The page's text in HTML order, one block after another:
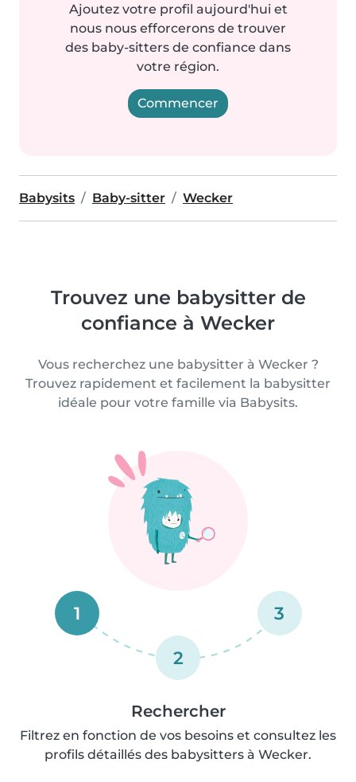
Ajoutez votre profil aujourd'hui et
nous nous efforcerons de trouver
des baby-sitters de confiance dans
votre région.
Commencer
Babysits Baby-sitter Wecker
Trouvez une babysitter de
confiance à Wecker
Vous recherchez une babysitter à Wecker ?
Trouvez rapidement et facilement la babysitter
idéale pour votre famille via Babysits.
1
2
3
Rechercher
Filtrez en fonction de vos besoins et consultez les
profils détaillés des babysitters à Wecker.